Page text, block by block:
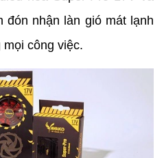
đón nhận làn gió mát lạnh
công việc.